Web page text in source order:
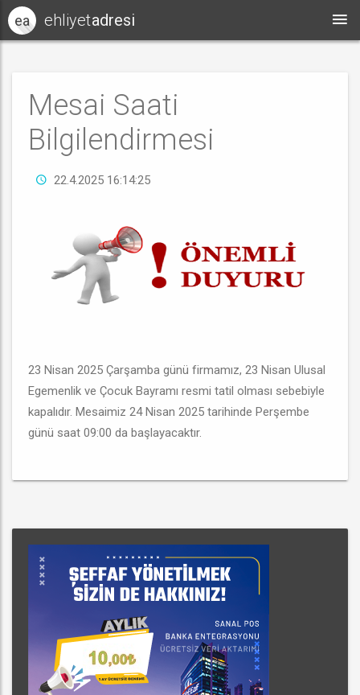
ea ehliyetadresi
Mesai Saati
Bilgilendirmesi
22.4.2025 16:14:25
23 Nisan 2025 Çarşamba günü firmamız, 23 Nisan Ulusal
Egemenlik ve Çocuk Bayramı resmi tatil olması sebebiyle
kapalıdır. Mesaimiz 24 Nisan 2025 tarihinde Perşembe
günü saat 09:00 da başlayacaktır.